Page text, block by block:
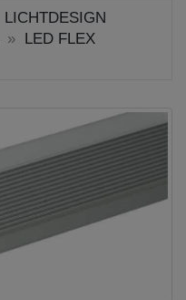
LICHTDESIGN
LED FLEX